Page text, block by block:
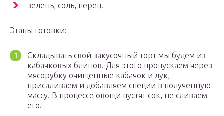
зелень, соль, перец.
Этапы готовки:
Складывать свой закусочный торт мы будем из
кабачковых блинов. Для этого пропускаем через
мясорубку очищенные кабачок и лук,
присаливаем и добавляем специи в полученную
массу. В процессе овощи пустят сок, не сливаем
его.